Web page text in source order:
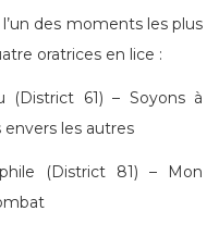
des moments les plus
oratrices en lice :
(District 61) – Soyons à
les autres
(District 81) – Mon